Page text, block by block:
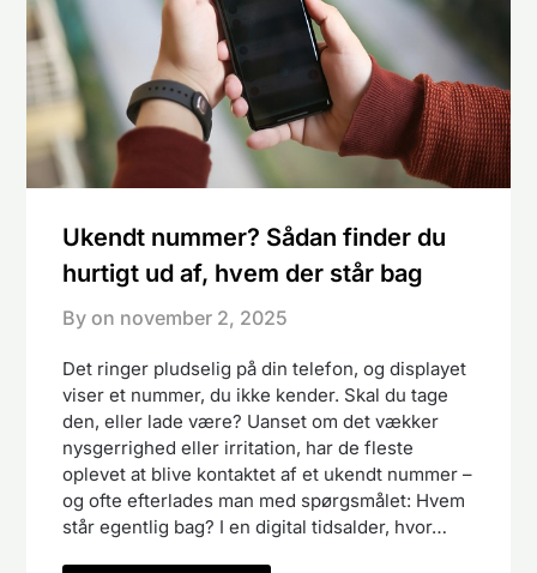
Ukendt nummer? Sådan finder du
hurtigt ud af, hvem der står bag
By on november 2, 2025
Det ringer pludselig på din telefon, og displayet
viser et nummer, du ikke kender. Skal du tage
den, eller lade være? Uanset om det vækker
nysgerrighed eller irritation, har de fleste
oplevet at blive kontaktet af et ukendt nummer –
og ofte efterlades man med spørgsmålet: Hvem
står egentlig bag? I en digital tidsalder, hvor…